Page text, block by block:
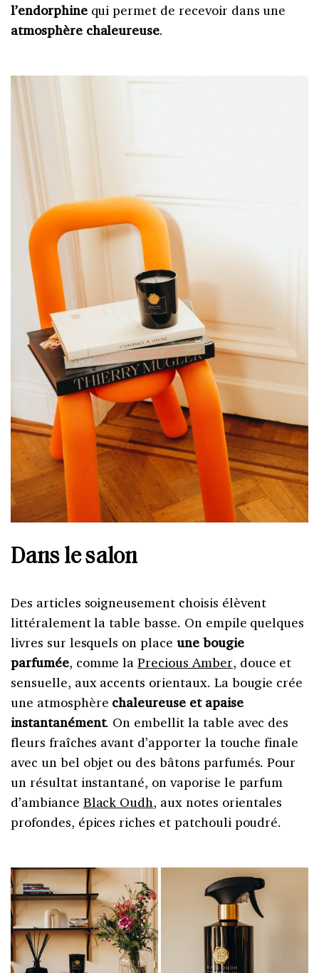
l’endorphinequi permet de recevoir dans une
atmosphère chaleureuse.
Dans le salon
Des articles soigneusement choisis élèvent
littéralement la table basse. On empile quelques
livres sur lesquels on place une bougie
parfumée, comme laPrecious Amber, douce et
sensuelle, aux accents orientaux. La bougie crée
une atmosphère chaleureuse et apaise
instantanément. On embellit la table avec des
fleurs fraîches avant d’apporter la touche finale
avec un bel objet ou des bâtons parfumés. Pour
un résultat instantané, on vaporise le parfum
d’ambiance Black Oudh, aux notes orientales
profondes, épices riches et patchouli poudré.